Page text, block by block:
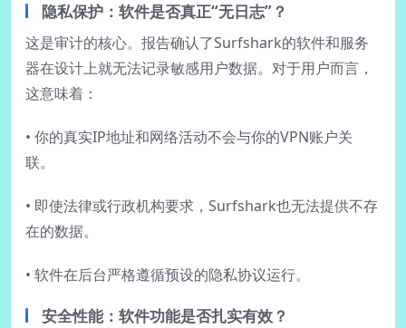
隐私保护：软件是否真正“无日志”？
这是审计的核心。报告确认了Surfshark的软件和服务
器在设计上就无法记录敏感用户数据。对于用户而言，
这意味着：
• 你的真实IP地址和网络活动不会与你的VPN账户关
联。
• 即使法律或行政机构要求，Surfshark也无法提供不存
在的数据。
• 软件在后台严格遵循预设的隐私协议运行。
安全性能：软件功能是否扎实有效？